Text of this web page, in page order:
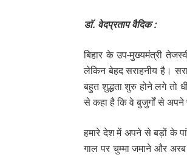
डाॅ. वेदप्रताप वैदिक :
बिहार के उप-मुख्यमंत्री
लेकिन बेहद सराहनीय है।
बहुत शुद्धता शुरु होने लगे तो
से कहा है कि वे बुजुर्गों से
हमारे देश में अपने से बड़ों के
गाल पर चुम्मा जमाने और